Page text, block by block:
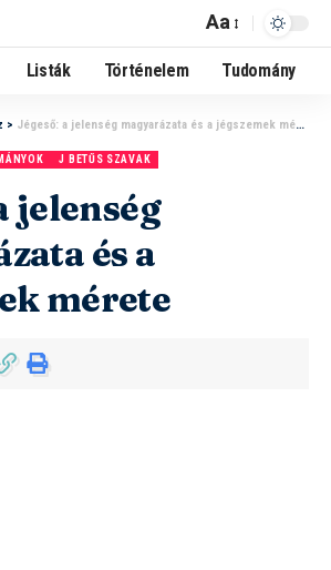
Aa
Listák Történelem Tudomány
> Jégeső: a jelenség magyarázata és a jégszemek mérete
J BETŰS SZAVAK
jelenség
és a
mérete